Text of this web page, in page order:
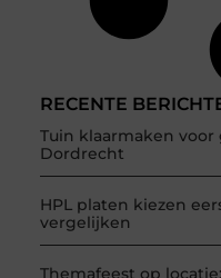
RECENTE
Tuin klaarmaken
Dordrecht
HPL platen kiezen
vergelijken